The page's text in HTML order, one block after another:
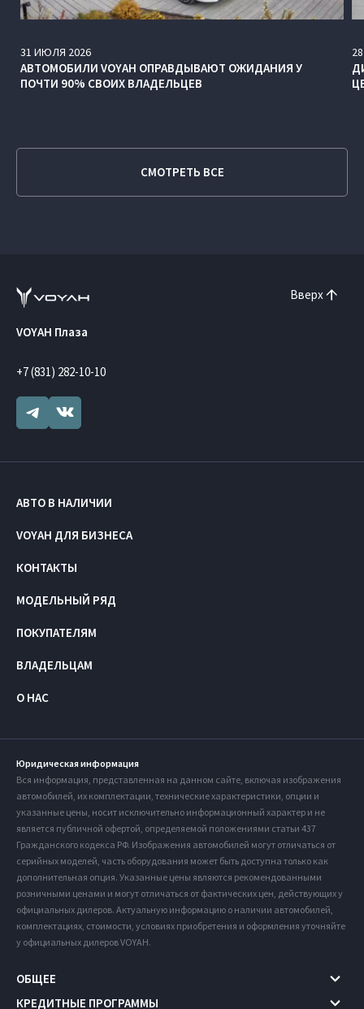
31 ИЮЛЯ 2026
АВТОМОБИЛИ VOYAH ОПРАВДЫВАЮТ ОЖИДАНИЯ У
ПОЧТИ 90% СВОИХ ВЛАДЕЛЬЦЕВ
28
СМОТРЕТЬ ВСЕ
Вверх
VOYAH Плаза
+7 (831) 282-10-10
АВТО В НАЛИЧИИ
VOYAH ДЛЯ БИЗНЕСА
КОНТАКТЫ
МОДЕЛЬНЫЙ РЯД
ПОКУПАТЕЛЯМ
ВЛАДЕЛЬЦАМ
О НАС
Юридическая информация
Вся информация, представленная на данном сайте, включая изображения
автомобилей, их комплектации, технические характеристики, опции и
указанные цены, носит исключительно информационный характер и не
является публичной офертой, определяемой положениями статьи 437
Гражданского кодекса РФ. Изображения автомобилей могут отличаться от
серийных моделей, часть оборудования может быть доступна только как
дополнительная опция. Указанные цены являются рекомендованными
розничными ценами и могут отличаться от фактических цен, действующих у
официальных дилеров. Актуальную информацию о наличии автомобилей,
комплектациях, стоимости, условиях приобретения и оформления уточняйте
у официальных дилеров VOYAH.
ОБЩЕЕ
КРЕДИТНЫЕ ПРОГРАММЫ